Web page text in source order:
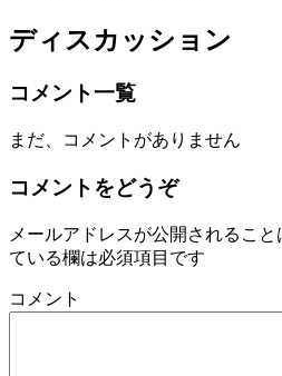
ディスカッション
コメント一覧
まだ、コメントがありません
コメントをどうぞ
メールアドレスが公開されること
ている欄は必須項目です
コメント